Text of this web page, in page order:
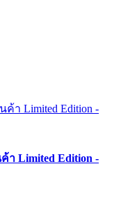
า Limited Edition -